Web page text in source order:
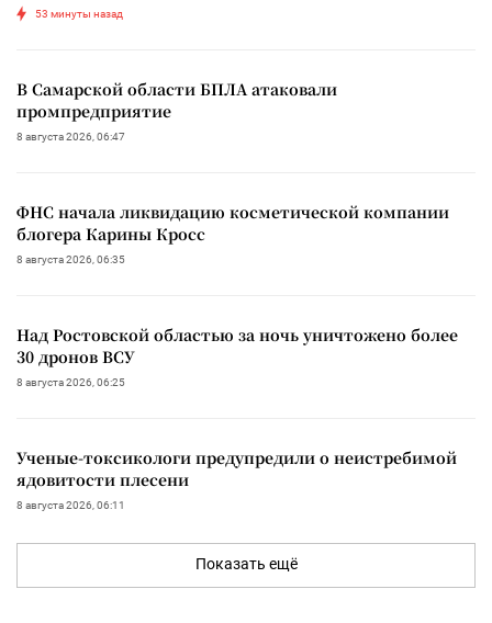
53 минуты назад
В Самарской области БПЛА атаковали
промпредприятие
8 августа 2026, 06:47
ФНС начала ликвидацию косметической компании
блогера Карины Кросс
8 августа 2026, 06:35
Над Ростовской областью за ночь уничтожено более
30 дронов ВСУ
8 августа 2026, 06:25
Ученые-токсикологи предупредили о неистребимой
ядовитости плесени
8 августа 2026, 06:11
Показать ещё